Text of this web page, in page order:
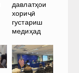
давлатҳои
хориҷӣ
густариш
медиҳад